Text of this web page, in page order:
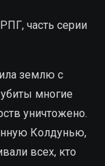
часть серии
землю с
многие
уничтожено.
Колдунью,
всех, кто